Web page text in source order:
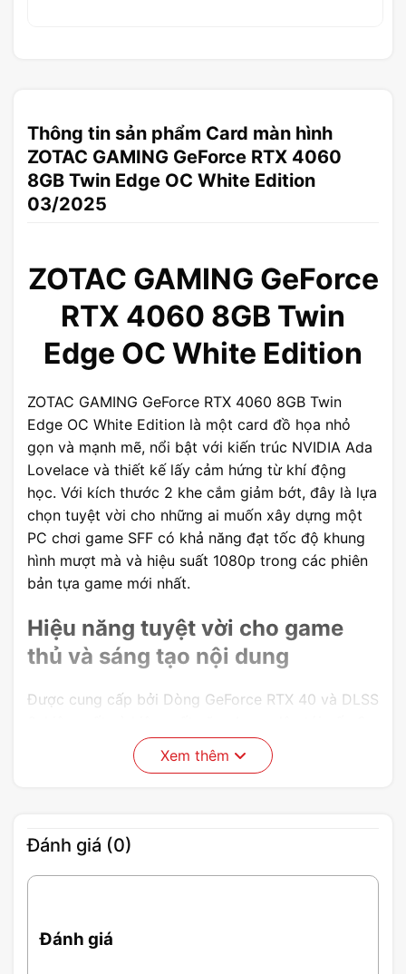
Thông tin sản phẩm Card màn hình
ZOTAC GAMING GeForce RTX 4060
8GB Twin Edge OC White Edition
03/2025
ZOTAC GAMING GeForce
RTX 4060 8GB Twin
Edge OC White Edition
ZOTAC GAMING GeForce RTX 4060 8GB Twin
Edge OC White Edition là một card đồ họa nhỏ
gọn và mạnh mẽ, nổi bật với kiến ​​trúc NVIDIA Ada
Lovelace và thiết kế lấy cảm hứng từ khí động
học. Với kích thước 2 khe cắm giảm bớt, đây là lựa
chọn tuyệt vời cho những ai muốn xây dựng một
PC chơi game SFF có khả năng đạt tốc độ khung
hình mượt mà và hiệu suất 1080p trong các phiên
bản tựa game mới nhất.
Hiệu năng tuyệt vời cho game
thủ và sáng tạo nội dung
Được cung cấp bởi Dòng GeForce RTX 40 và DLSS
lần, Hiệu suất lên tới gấp 4 lần với DLSS 3 so với
kết xuất brute-force, hiệu suất ray tracing lên đến
Xem thêm
Đánh giá (0)
Đánh giá